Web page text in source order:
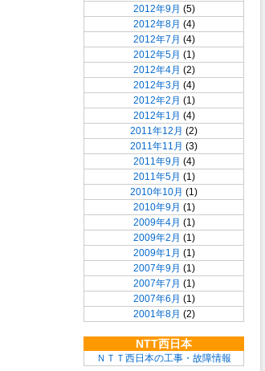
2012年9月 (5)
2012年8月 (4)
2012年7月 (4)
2012年5月 (1)
2012年4月 (2)
2012年3月 (4)
2012年2月 (1)
2012年1月 (4)
2011年12月 (2)
2011年11月 (3)
2011年9月 (4)
2011年5月 (1)
2010年10月 (1)
2010年9月 (1)
2009年4月 (1)
2009年2月 (1)
2009年1月 (1)
2007年9月 (1)
2007年7月 (1)
2007年6月 (1)
2001年8月 (2)
NTT西日本
ＮＴＴ西日本の工事・故障情報